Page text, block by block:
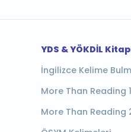
YDS & YÖKDİL
İngilizce Kelime
More Than Reading 1
More Than Reading